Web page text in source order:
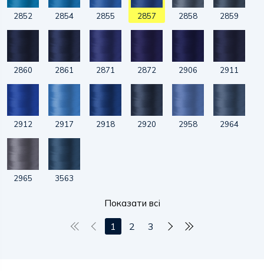
2852 2854 2855 2857 2858 2859
2860 2861 2871 2872 2906 2911
2912 2917 2918 2920 2958 2964
2965 3563
Показати всі
1 2 3